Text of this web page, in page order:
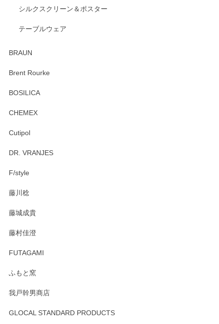
シルクスクリーン＆ポスター
テーブルウェア
BRAUN
Brent Rourke
BOSILICA
CHEMEX
Cutipol
DR. VRANJES
F/style
藤川稔
藤城成貴
藤村佳澄
FUTAGAMI
ふもと窯
我戸幹男商店
GLOCAL STANDARD PRODUCTS